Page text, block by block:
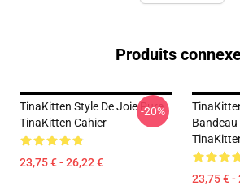
Produits
TinaKitten Style De Joie Pure
TinaKitten Cahier
23,75 € - 26,22 €
-20%
Bandeau
23,75 € -